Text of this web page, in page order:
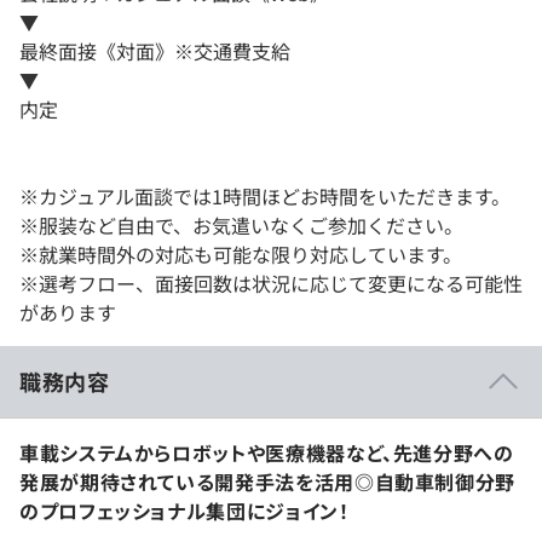
▼
最終面接《対面》※交通費支給
▼
内定
※カジュアル面談では1時間ほどお時間をいただきます。
※服装など自由で、お気遣いなくご参加ください。
※就業時間外の対応も可能な限り対応しています。
※選考フロー、面接回数は状況に応じて変更になる可能性
があります
職務内容
車載システムからロボットや医療機器など、先進分野への
発展が期待されている開発手法を活用◎自動車制御分野
のプロフェッショナル集団にジョイン！